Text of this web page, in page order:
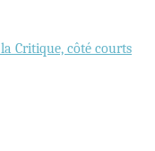
Critique, côté courts